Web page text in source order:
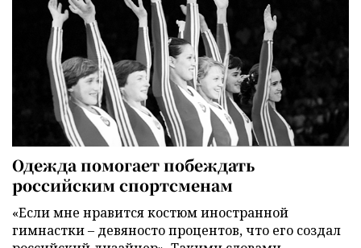
Одежда помогает побеждать
российским спортсменам
«Если мне нравится костюм иностранной
гимнастки – девяносто процентов, что его создал